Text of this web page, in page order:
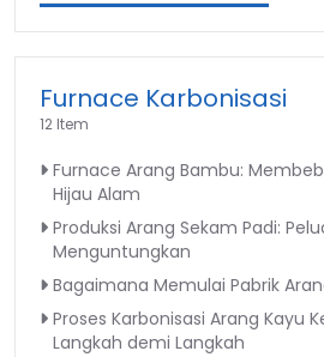
Furnace Karbonisasi
12 Item
Furnace Arang Bambu:
Hijau Alam
Produksi Arang Sekam Padi:
Menguntungkan
Bagaimana Memulai Pabrik
Proses Karbonisasi Arang Kayu
Langkah demi Langkah